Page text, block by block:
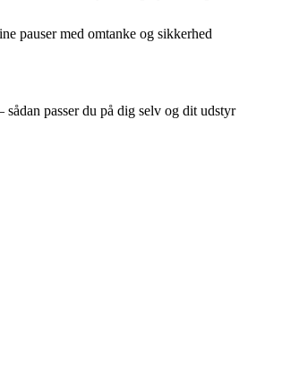
pauser med omtanke og sikkerhed
passer du på dig selv og dit udstyr